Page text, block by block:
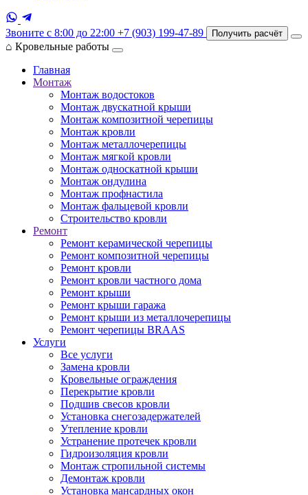
Звоните с 8:00 до 22:00 +7 (903) 199-47-89 Получить расчёт
⌂ Кровельные работы
Главная
Монтаж
Монтаж водостоков
Монтаж двускатной крыши
Монтаж композитной черепицы
Монтаж кровли
Монтаж металлочерепицы
Монтаж мягкой кровли
Монтаж односкатной крыши
Монтаж ондулина
Монтаж профнастила
Монтаж фальцевой кровли
Строительство кровли
Ремонт
Ремонт керамической черепицы
Ремонт композитной черепицы
Ремонт кровли
Ремонт кровли частного дома
Ремонт крыши
Ремонт крыши гаража
Ремонт крыши из металлочерепицы
Ремонт черепицы BRAAS
Услуги
Все услуги
Замена кровли
Кровельные ограждения
Перекрытие кровли
Подшив свесов кровли
Установка снегозадержателей
Утепление кровли
Устранение протечек кровли
Гидроизоляция кровли
Монтаж стропильной системы
Демонтаж кровли
Установка мансардных окон